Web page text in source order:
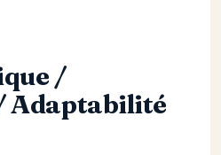
/
Adaptabilité